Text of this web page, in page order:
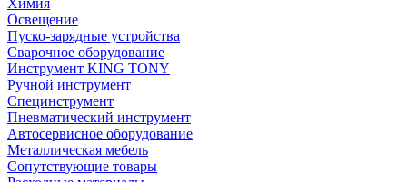
Химия
Освещение
Пуско-зарядные устройства
Сварочное оборудование
Инструмент KING TONY
Ручной инструмент
Специнструмент
Пневматический инструмент
Автосервисное оборудование
Металлическая мебель
Сопутствующие товары